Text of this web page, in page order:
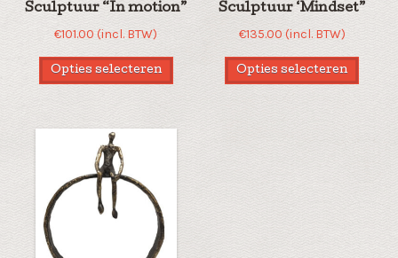
Sculptuur “In motion”
€101.00 (incl. BTW)
Opties selecteren
Sculptuur ‘Mindset”
€135.00 (incl. BTW)
Opties selecteren